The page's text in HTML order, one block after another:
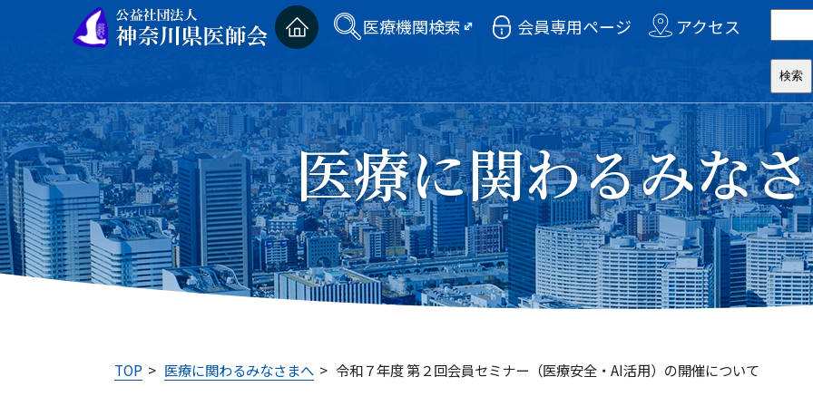
医療機関検索 会員専用ページ アクセス
医療に関わるみな
TOP > 医療に関わるみなさまへ > 令和７年度 第２回会員セミナー（医療安全・AI活用）の開催について